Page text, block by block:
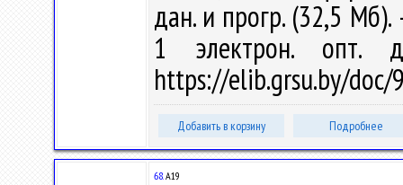
дан. и прогр. (32,5
1 электрон. опт.
https://elib.grsu.by/doc/
Добавить в корзину Подробнее
68.А19